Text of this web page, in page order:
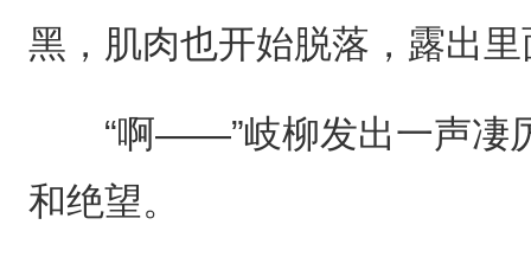
黑，肌肉也开始脱落，露出
“啊——”岐柳发出一声凄厉
和绝望。